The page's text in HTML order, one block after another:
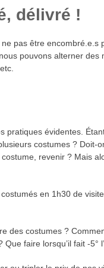
délivré !
pas être
pouvons alterner
pratiques évidentes.
costumes ?
revenir ? Mais
en 1h30 de
des costumes ?
faire lorsqu’il fait -5°